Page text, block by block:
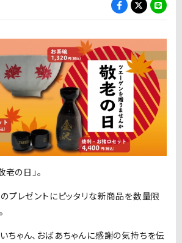
の日」。
のプレゼントにピッタリな新商品を数量限
ちゃん、おばあちゃんに感謝の気持ちを伝